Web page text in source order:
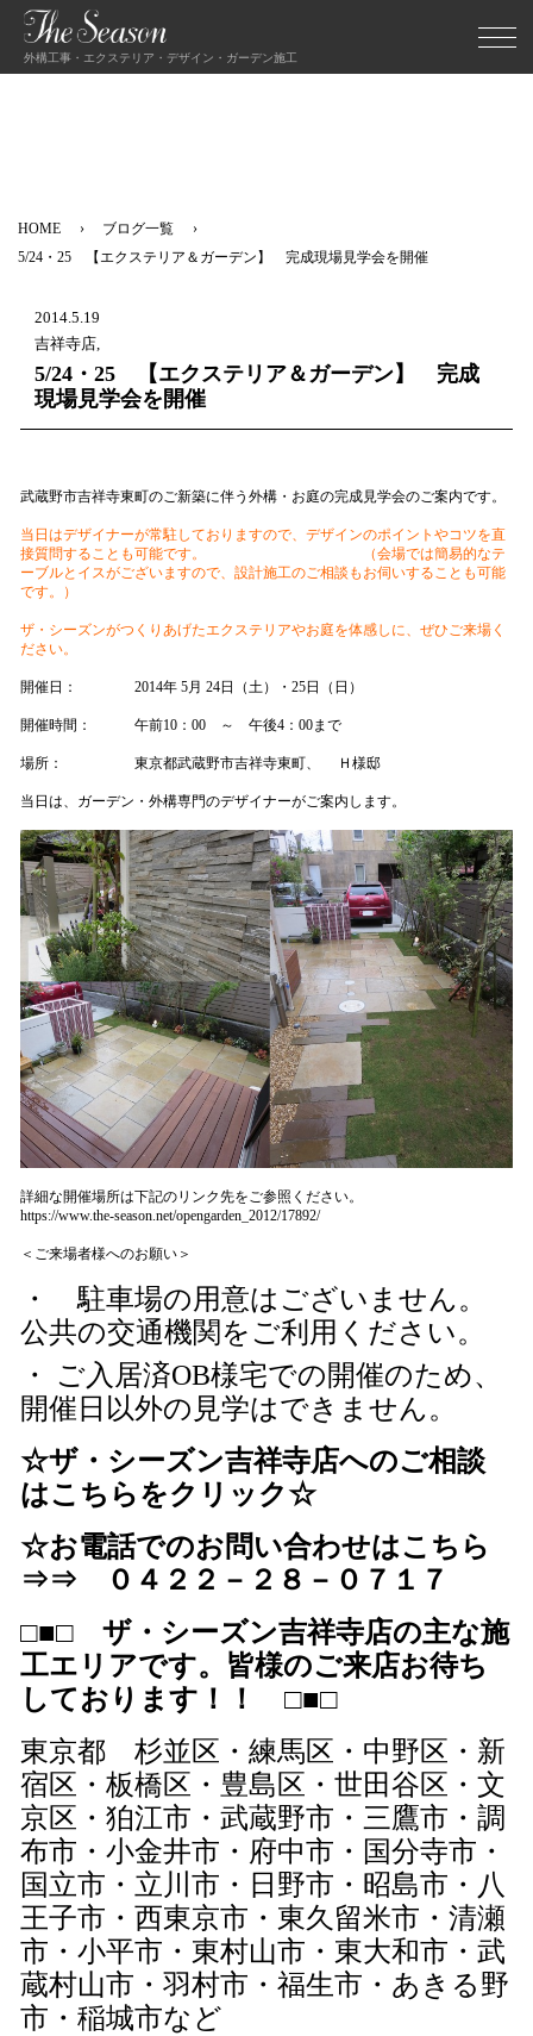
外構工事・エクステリア・デザイン・ガーデン施工
HOME
ブログ一覧
5/24・25 【エクステリア＆ガーデン】 完成現場見学会を開催
2014.5.19
吉祥寺店,
5/24・25 【エクステリア＆ガーデン】 完成
現場見学会を開催
武蔵野市吉祥寺東町のご新築に伴う外構・お庭の完成見学会のご案内です。
当日はデザイナーが常駐しておりますので、デザインのポイントやコツを直
接質問することも可能です。 （会場では簡易的なテ
ーブルとイスがございますので、設計施工のご相談もお伺いすることも可能
です。）
ザ・シーズンがつくりあげたエクステリアやお庭を体感しに、ぜひご来場く
ださい。
開催日： 2014年 5月 24日（土）・25日（日）
開催時間： 午前10：00 ～ 午後4：00まで
場所： 東京都武蔵野市吉祥寺東町、 Ｈ様邸
当日は、ガーデン・外構専門のデザイナーがご案内します。
詳細な開催場所は下記のリンク先をご参照ください。
https://www.the-season.net/opengarden_2012/17892/
＜ご来場者様へのお願い＞
・ 駐車場の用意はございません。
公共の交通機関をご利用ください。
・ ご入居済OB様宅での開催のため、
開催日以外の見学はできません。
☆ザ・シーズン吉祥寺店へのご相談
はこちらをクリック☆
☆お電話でのお問い合わせはこちら
⇒⇒ ０４２２－２８－０７１７
□■□ ザ・シーズン吉祥寺店の主な施
工エリアです。皆様のご来店お待ち
しております！！ □■□
東京都 杉並区・練馬区・中野区・新
宿区・板橋区・豊島区・世田谷区・文
京区・狛江市・武蔵野市・三鷹市・調
布市・小金井市・府中市・国分寺市・
国立市・立川市・日野市・昭島市・八
王子市・西東京市・東久留米市・清瀬
市・小平市・東村山市・東大和市・武
蔵村山市・羽村市・福生市・あきる野
市・稲城市など